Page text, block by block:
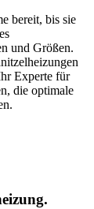
bereit, bis sie
und Größen.
Experte für
die optimale